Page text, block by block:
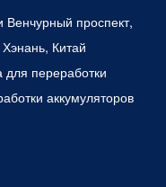
проспект,
Китай
переработки
аккумуляторов